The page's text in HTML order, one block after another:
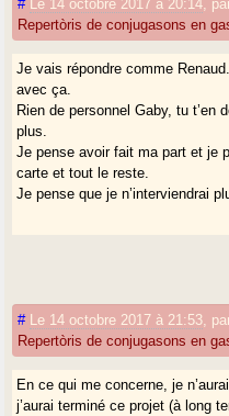
# Le 14 octobre 2017 à 20:14
Repertòris de conjugasons en
Je vais répondre comme
avec ça.
Rien de personnel Gaby, tu t’en
plus.
Je pense avoir fait ma part et je
carte et tout le reste.
Je pense que je n’interviendrai
# Le 14 octobre 2017 à 21:53
Repertòris de conjugasons en
En ce qui me concerne, je
j’aurai terminé ce projet (à long